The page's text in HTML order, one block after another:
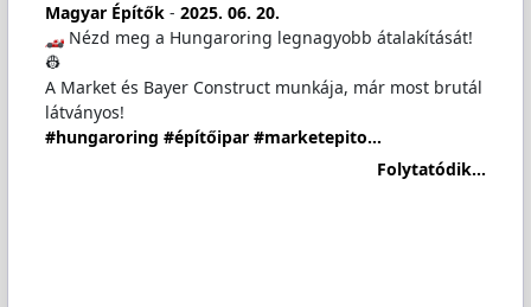
Magyar Építők- 2025. 06. 20.
️ Nézd meg a Hungaroring legnagyobb átalakítását!
👷
A Market és Bayer Construct munkája, már most brutál
látványos!
#hungaroring #építőipar #marketepito…
Folytatódik...